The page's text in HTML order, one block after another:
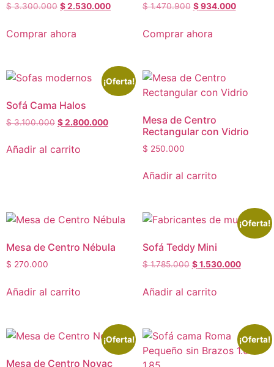
$3.300.000 $2.530.000
Comprar ahora
$1.470.900 $934.000
Comprar ahora
¡Oferta!
Sofá Cama Halos
$3.100.000 $2.800.000
Añadir al carrito
Mesa de Centro
Rectangular con Vidrio
$ 250.000
Añadir al carrito
Mesa de Centro Nébula
$ 270.000
Añadir al carrito
¡Oferta!
Sofá Teddy Mini
$1.785.000 $1.530.000
Añadir al carrito
¡Oferta!
Mesa de Centro Novac
¡Oferta!